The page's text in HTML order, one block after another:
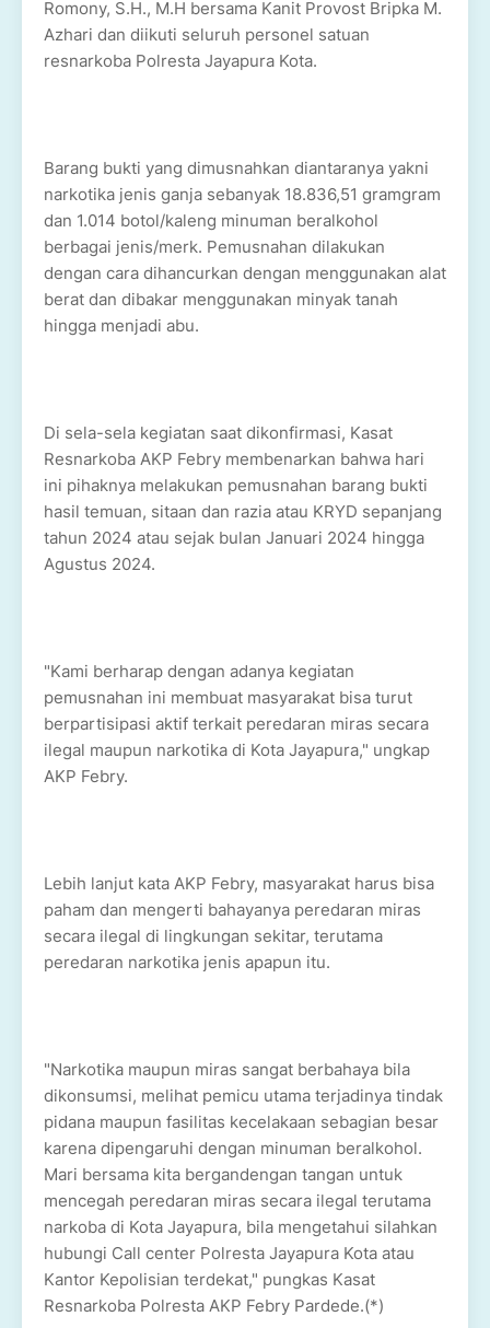
Romony, S.H., M.H bersama Kanit Provost Bripka M.
Azhari dan diikuti seluruh personel satuan
resnarkoba Polresta Jayapura Kota.
Barang bukti yang dimusnahkan diantaranya yakni
narkotika jenis ganja sebanyak 18.836,51 gramgram
dan 1.014 botol/kaleng minuman beralkohol
berbagai jenis/merk. Pemusnahan dilakukan
dengan cara dihancurkan dengan menggunakan alat
berat dan dibakar menggunakan minyak tanah
hingga menjadi abu.
Di sela-sela kegiatan saat dikonfirmasi, Kasat
Resnarkoba AKP Febry membenarkan bahwa hari
ini pihaknya melakukan pemusnahan barang bukti
hasil temuan, sitaan dan razia atau KRYD sepanjang
tahun 2024 atau sejak bulan Januari 2024 hingga
Agustus 2024.
"Kami berharap dengan adanya kegiatan
pemusnahan ini membuat masyarakat bisa turut
berpartisipasi aktif terkait peredaran miras secara
ilegal maupun narkotika di Kota Jayapura," ungkap
AKP Febry.
Lebih lanjut kata AKP Febry, masyarakat harus bisa
paham dan mengerti bahayanya peredaran miras
secara ilegal di lingkungan sekitar, terutama
peredaran narkotika jenis apapun itu.
"Narkotika maupun miras sangat berbahaya bila
dikonsumsi, melihat pemicu utama terjadinya tindak
pidana maupun fasilitas kecelakaan sebagian besar
karena dipengaruhi dengan minuman beralkohol.
Mari bersama kita bergandengan tangan untuk
mencegah peredaran miras secara ilegal terutama
narkoba di Kota Jayapura, bila mengetahui silahkan
hubungi Call center Polresta Jayapura Kota atau
Kantor Kepolisian terdekat," pungkas Kasat
Resnarkoba Polresta AKP Febry Pardede.(*)